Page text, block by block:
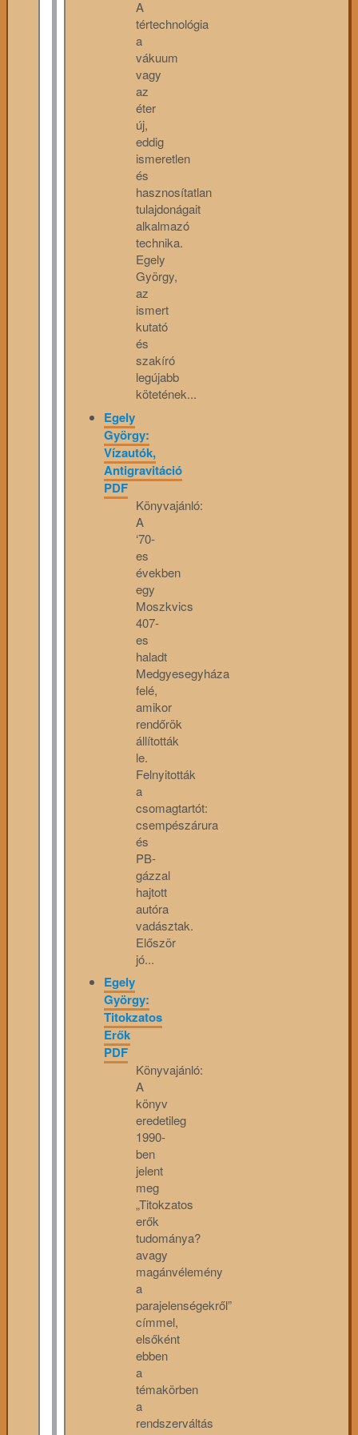
A
tértechnológia
a
vákuum
vagy
az
éter
új,
eddig
ismeretlen
és
hasznosítatlan
tulajdonágait
alkalmazó
technika.
Egely
György,
az
ismert
kutató
és
szakíró
legújabb
kötetének...
Egely
György:
Vízautók,
Antigravitáció
PDF
Könyvajánló:
A
‘70-
es
években
egy
Moszkvics
407-
es
haladt
Medgyesegyháza
felé,
amikor
rendőrök
állították
le.
Felnyitották
a
csomagtartót:
csempészárura
és
PB-
gázzal
hajtott
autóra
vadásztak.
Először
jó...
Egely
György:
Titokzatos
Erők
PDF
Könyvajánló:
A
könyv
eredetileg
1990-
ben
jelent
meg
„Titokzatos
erők
tudománya?
avagy
magánvélemény
a
parajelenségekről”
címmel,
elsőként
ebben
a
témakörben
a
rendszerváltás